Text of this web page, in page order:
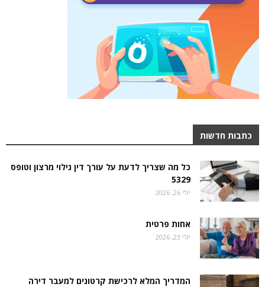
כתבות חדשות
כל מה שצריך לדעת על עורך דין גילוי מרצון וטופס
5329
יולי 26, 2026
אחות פרטית
יולי 23, 2026
המדריך המלא לרכישת קרטונים למעבר דירה